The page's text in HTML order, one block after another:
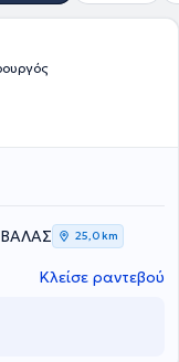
25,0 km
Κλείσε ραντεβού